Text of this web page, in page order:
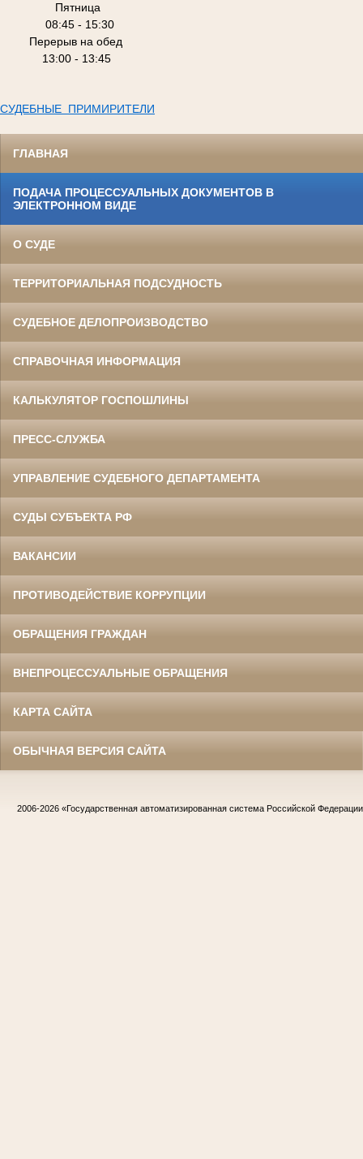
Пятница
08:45 - 15:30
Перерыв на обед
13:00 - 13:45
СУДЕБНЫЕ ПРИМИРИТЕЛИ
ГЛАВНАЯ
ПОДАЧА ПРОЦЕССУАЛЬНЫХ ДОКУМЕНТОВ В
ЭЛЕКТРОННОМ ВИДЕ
О СУДЕ
ТЕРРИТОРИАЛЬНАЯ ПОДСУДНОСТЬ
СУДЕБНОЕ ДЕЛОПРОИЗВОДСТВО
СПРАВОЧНАЯ ИНФОРМАЦИЯ
КАЛЬКУЛЯТОР ГОСПОШЛИНЫ
ПРЕСС-СЛУЖБА
УПРАВЛЕНИЕ СУДЕБНОГО ДЕПАРТАМЕНТА
СУДЫ СУБЪЕКТА РФ
ВАКАНСИИ
ПРОТИВОДЕЙСТВИЕ КОРРУПЦИИ
ОБРАЩЕНИЯ ГРАЖДАН
ВНЕПРОЦЕССУАЛЬНЫЕ ОБРАЩЕНИЯ
КАРТА САЙТА
ОБЫЧНАЯ ВЕРСИЯ САЙТА
2006-2026 «Государственная автоматизированная система Российской